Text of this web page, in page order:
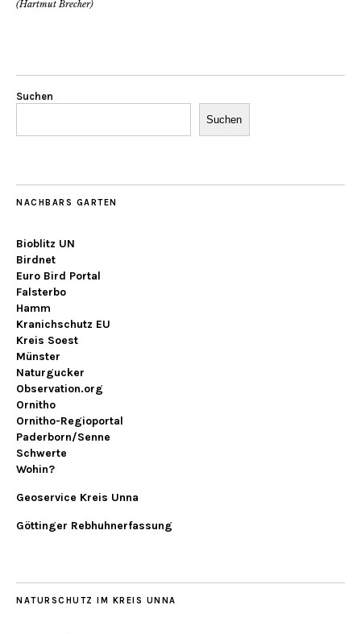
(Hartmut Brecher)
Suchen
Suchen
NACHBARS GARTEN
Bioblitz UN
Birdnet
Euro Bird Portal
Falsterbo
Hamm
Kranichschutz EU
Kreis Soest
Münster
Naturgucker
Observation.org
Ornitho
Ornitho-Regioportal
Paderborn/Senne
Schwerte
Wohin?
Geoservice Kreis Unna
Göttinger Rebhuhnerfassung
NATURSCHUTZ IM KREIS UNNA